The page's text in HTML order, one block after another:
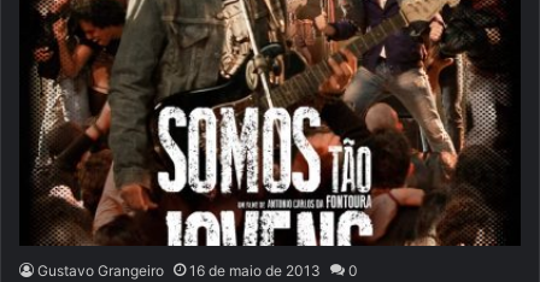
Gustavo Grangeiro 16 de maio de 2013 0